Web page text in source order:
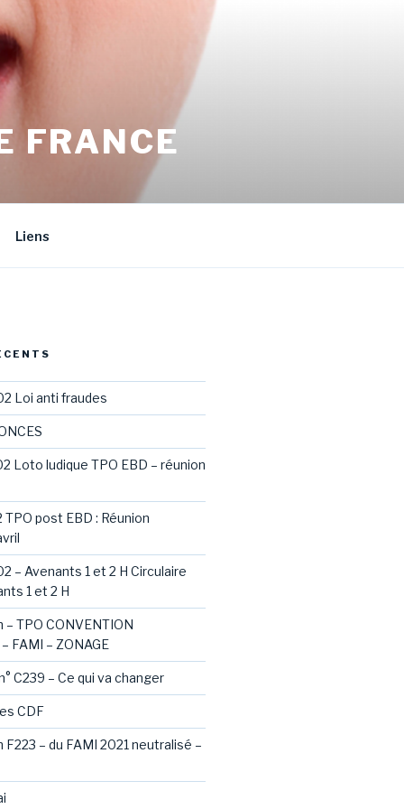
FRANCE
Liens
Loi anti fraudes
Loto ludique TPO EBD – réunion
post EBD : Réunion
– Avenants 1 et 2 H Circulaire
1 et 2 H
– TPO CONVENTION
FAMI – ZONAGE
C239 – Ce qui va changer
CDF
F223 – du FAMI 2021 neutralisé –